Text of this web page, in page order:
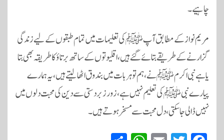
چاہیے۔
مریم نواز کے مطابق آپﷺ کی تعلیمات میں تمام طبقوں کے لیے زندگی
گزارنے کے طریقے بتائے گئے ہیں، اقلیوتوں کے ساتھ برتاؤ کا طریقہ بھی بتا
یا ہے نبی اکرم ﷺ نے، ہم تو ہر بات میں بندوق اٹھا لیتے ہیں، یہ ہمارے
پیارے نبی ﷺ کی تعلیم نہیں ہے، زور زبردستی سے دین کی محبت دلوں میں
نہیں ڈالی جاسکتی، دل محبت سے مسخر ہوتے ہیں۔